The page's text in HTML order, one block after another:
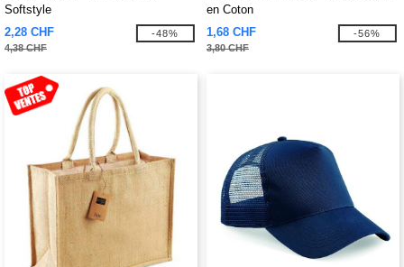
Softstyle
2,28 CHF
4,38 CHF
-48%
en Coton
1,68 CHF
3,80 CHF
-56%